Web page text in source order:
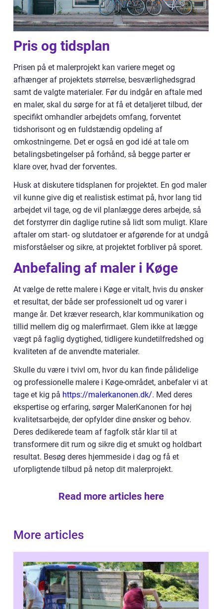
Pris og tidsplan
Prisen på et malerprojekt kan variere meget og
afhænger af projektets størrelse, besværlighedsgrad
samt de valgte materialer. Før du indgår en aftale med
en maler, skal du sørge for at få et detaljeret tilbud, der
specifikt omhandler arbejdets omfang, forventet
tidshorisont og en fuldstændig opdeling af
omkostningerne. Det er også en god idé at tale om
betalingsbetingelser på forhånd, så begge parter er
klare over, hvad der forventes.
Husk at diskutere tidsplanen for projektet. En god maler
vil kunne give dig et realistisk estimat på, hvor lang tid
arbejdet vil tage, og de vil planlægge deres arbejde, så
det forstyrrer din daglige rutine så lidt som muligt. Klare
aftaler om start- og slutdatoer er afgørende for at undgå
misforståelser og sikre, at projektet forbliver på sporet.
Anbefaling af maler i Køge
At vælge de rette malere i Køge er vitalt, hvis du ønsker
et resultat, der både ser professionelt ud og varer i
mange år. Det kræver research, klar kommunikation og
tillid mellem dig og malerfirmaet. Glem ikke at lægge
vægt på faglig dygtighed, tidligere kundetilfredshed og
kvaliteten af de anvendte materialer.
Skulle du være i tvivl om, hvor du kan finde pålidelige
og professionelle malere i Køge-området, anbefaler vi at
tage et kig på https://malerkanonen.dk/. Med deres
ekspertise og erfaring, sørger MalerKanonen for høj
kvalitetsarbejde, der opfylder dine ønsker og behov.
Deres dedikerede team af fagfolk står klar til at
transformere dit rum og sikre dig et smukt og holdbart
resultat. Besøg deres hjemmeside i dag og få et
uforpligtende tilbud på netop dit malerprojekt.
Read more articles here
More articles